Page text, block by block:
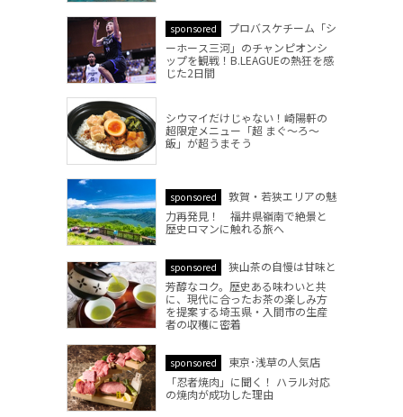
sponsored
プロバスケチーム「シ
ーホース三河」のチャンピオンシ
ップを観戦！B.LEAGUEの熱狂を感
じた2日間
シウマイだけじゃない！崎陽軒の
超限定メニュー「超 まぐ～ろ～
飯」が超うまそう
sponsored
敦賀・若狭エリアの魅
力再発見！ 福井県嶺南で絶景と
歴史ロマンに触れる旅へ
sponsored
狭山茶の自慢は甘味と
芳醇なコク。歴史ある味わいと共
に、現代に合ったお茶の楽しみ方
を提案する埼玉県・入間市の生産
者の収穫に密着
sponsored
東京･浅草の人気店
「忍者焼肉」に聞く！ ハラル対応
の焼肉が成功した理由